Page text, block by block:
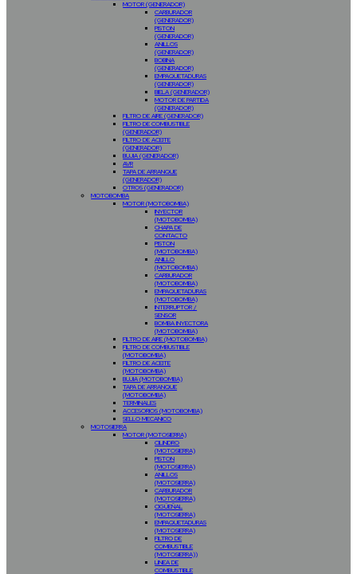
MOTOR (GENERADOR)
CARBURADOR
(GENERADOR)
PISTON
(GENERADOR)
ANILLOS
(GENERADOR)
BOBINA
(GENERADOR)
EMPAQUETADURAS
(GENERADOR)
BIELA (GENERADOR)
MOTOR DE PARTIDA
(GENERADOR)
FILTRO DE AIRE (GENERADOR)
FILTRO DE COMBUSTIBLE
(GENERADOR)
FILTRO DE ACEITE
(GENERADOR)
BUJIA (GENERADOR)
AVR
TAPA DE ARRANQUE
(GENERADOR)
OTROS (GENERADOR)
MOTOBOMBA
MOTOR (MOTOBOMBA)
INYECTOR
(MOTOBOMBA)
CHAPA DE
CONTACTO
PISTON
(MOTOBOMBA)
ANILLO
(MOTOBOMBA)
CARBURADOR
(MOTOBOMBA)
EMPAQUETADURAS
(MOTOBOMBA)
INTERRUPTOR /
SENSOR
BOMBA INYECTORA
(MOTOBOMBA)
FILTRO DE AIRE (MOTOBOMBA)
FILTRO DE COMBUSTIBLE
(MOTOBOMBA)
FILTRO DE ACEITE
(MOTOBOMBA)
BUJIA (MOTOBOMBA)
TAPA DE ARRANQUE
(MOTOBOMBA)
TERMINALES
ACCESORIOS (MOTOBOMBA)
SELLO MECANICO
MOTOSIERRA
MOTOR (MOTOSIERRA)
CILINDRO
(MOTOSIERRA)
PISTON
(MOTOSIERRA)
ANILLOS
(MOTOSIERRA)
CARBURADOR
(MOTOSIERRA)
CIGÜEÑAL
(MOTOSIERRA)
EMPAQUETADURAS
(MOTOSIERRA)
FILTRO DE
COMBUSTIBLE
(MOTOSIERRA))
LINEA DE
COMBUSTIBLE